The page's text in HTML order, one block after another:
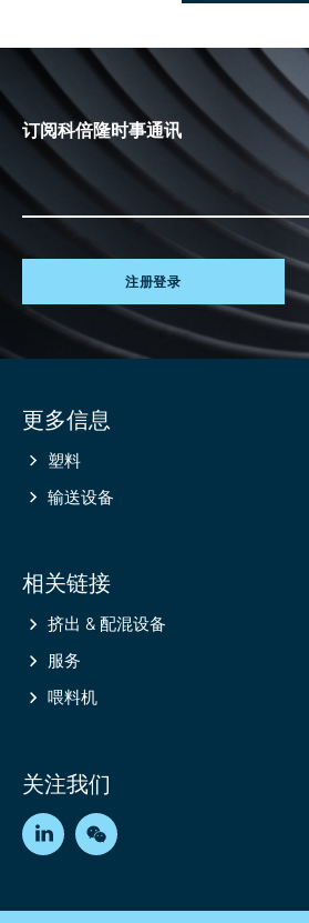
订阅科倍隆时事通讯
注册登录
information
更多信息
塑料
输送设备
相关链接
挤出 & 配混设备
服务
喂料机
关注我们
LinkedIn